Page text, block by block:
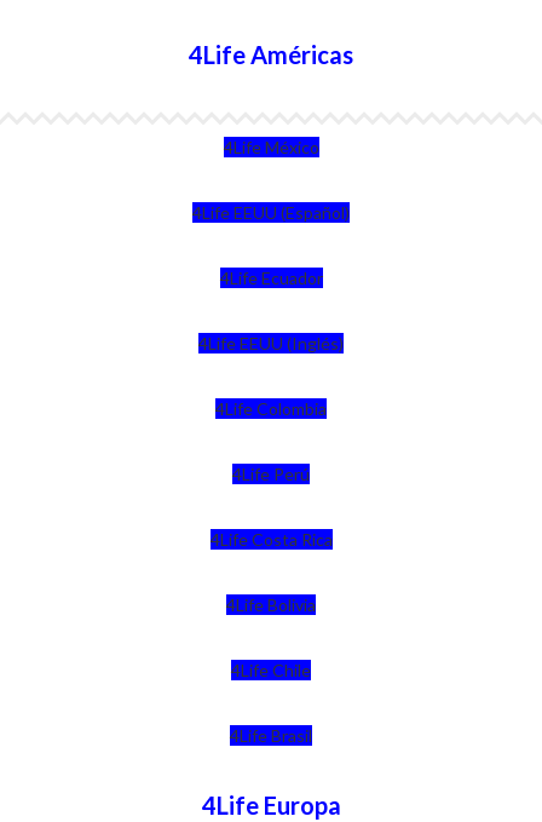
4Life Américas
4Life México
4Life EEUU (Español)
4Life Ecuador
4Life EEUU (Inglés)
4Life Colombia
4Life Perú
4Life Costa Rica
4Life Bolivia
4Life Chile
4Life Brasil
4Life Europa